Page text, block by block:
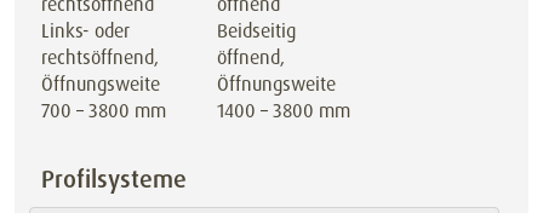
Links- oder
rechtsöffnend,
Öffnungsweite
700 – 3800 mm
Beidseitig
öffnend,
Öffnungsweite
1400 – 3800 mm
Profilsysteme